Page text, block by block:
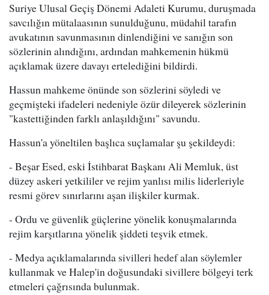
Suriye Ulusal Geçiş Dönemi Adaleti Kurumu, duruşmada
savcılığın mütalaasının sunulduğunu, müdahil tarafın
avukatının savunmasının dinlendiğini ve sanığın son
sözlerinin alındığını, ardından mahkemenin hükmü
açıklamak üzere davayı ertelediğini bildirdi.
Hassun mahkeme önünde son sözlerini söyledi ve
geçmişteki ifadeleri nedeniyle özür dileyerek sözlerinin
"kastettiğinden farklı anlaşıldığını" savundu.
Hassun'a yöneltilen başlıca suçlamalar şu şekildeydi:
- Beşar Esed, eski İstihbarat Başkanı Ali Memluk, üst
düzey askeri yetkililer ve rejim yanlısı milis liderleriyle
resmi görev sınırlarını aşan ilişkiler kurmak.
- Ordu ve güvenlik güçlerine yönelik konuşmalarında
rejim karşıtlarına yönelik şiddeti teşvik etmek.
- Medya açıklamalarında sivilleri hedef alan söylemler
kullanmak ve Halep'in doğusundaki sivillere bölgeyi terk
etmeleri çağrısında bulunmak.